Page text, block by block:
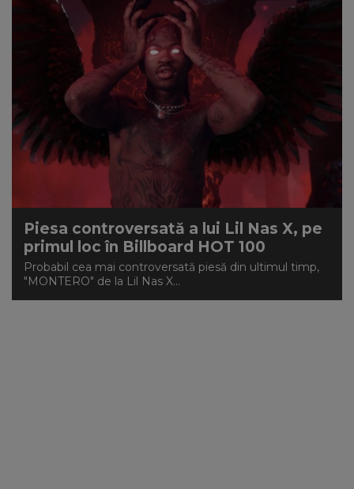
Piesa controversată a lui Lil Nas X, pe
primul loc în Billboard HOT 100
Probabil cea mai controversată piesă din ultimul timp,
"MONTERO" de la Lil Nas X...